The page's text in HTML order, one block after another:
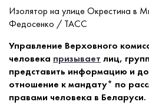
Изолятор на улице Окрестина в
Федосенко / ТАСС
Управление Верховного
человека призывает лиц,
представить информацию и
отношение к мандату* по
правами человека в Беларуси.